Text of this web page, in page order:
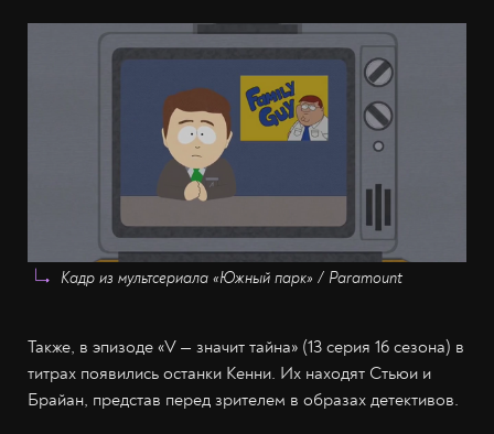
Кадр из мультсериала «Южный парк» / Paramount
Также, в эпизоде «V — значит тайна» (13 серия 16 сезона) в
титрах появились останки Кенни. Их находят Стьюи и
Брайан, представ перед зрителем в образах детективов.